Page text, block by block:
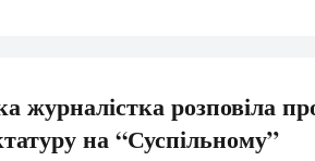
журналістка розповіла
на “Суспільному”